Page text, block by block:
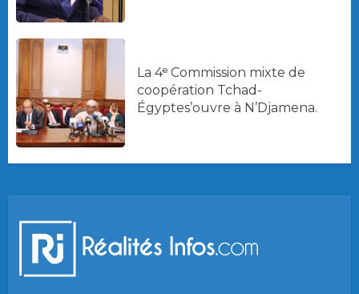
La 4ᵉ Commission mixte de
coopération Tchad-
Égyptes’ouvre à N’Djamena.